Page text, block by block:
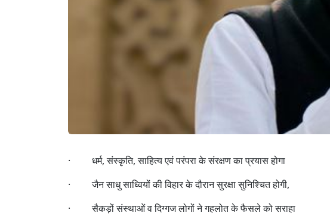
· धर्म, संस्कृति, साहित्य एवं परंपरा के संरक्षण का प्रयास होगा
· जैन साधु साध्वियों की विहार के दौरान सुरक्षा सुनिश्चित होगी,
· सैकड़ों संस्थाओं व दिग्गज लोगों ने गहलोत के फैसले को सराहा